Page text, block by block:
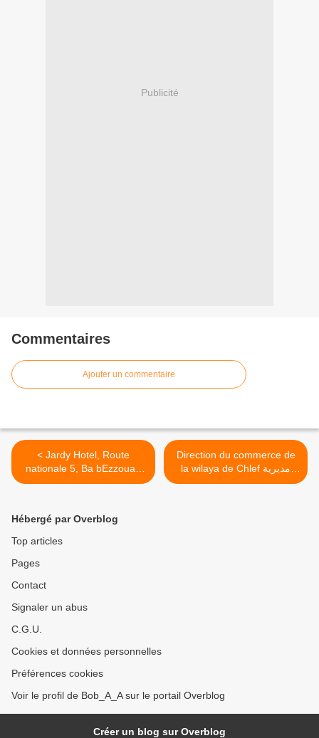
Publicité
Commentaires
Ajouter un commentaire
< Jardy Hotel, Route
nationale 5, Ba bEzzouar,
Alger
Direction du commerce de
la wilaya de Chlef مديرية
التجارة لولاية الشلف >
Hébergé par Overblog
Top articles
Pages
Contact
Signaler un abus
C.G.U.
Cookies et données personnelles
Préférences cookies
Voir le profil de Bob_A_A sur le portail Overblog
Créer un blog sur Overblog